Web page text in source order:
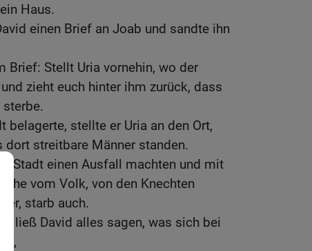
Haus.
einen Brief an Joab und sandte ihn
Brief: Stellt Uria vornehin, wo der
zieht euch hinter ihm zurück, dass
sterbe.
belagerte, stellte er Uria an den Ort,
streitbare Männer standen.
Stadt einen Ausfall machten und mit
vom Volk, von den Knechten
starb auch.
ließ David alles sagen, was sich bei